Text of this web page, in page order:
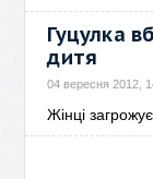
Гуцулка
дитя
04 вересня 2012,
Жінці